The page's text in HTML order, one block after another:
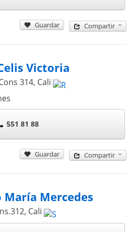
Guardar Compartir
Victoria
314, Cali
551 81 88
Guardar Compartir
María Mercedes
, Cali